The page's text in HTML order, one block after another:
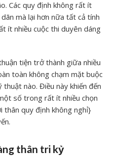
Các quy định không rất ít
mà lại hơn nữa tất cả tính
ít nhiều cuộc thi duyên dáng
tiện trở thành giữa nhiều
toàn không chạm mặt buộc
thuật nào. Điều này khiến đến
số trong rất ít nhiều chọn
thân quy định không nghỉ}
thân tri kỷ